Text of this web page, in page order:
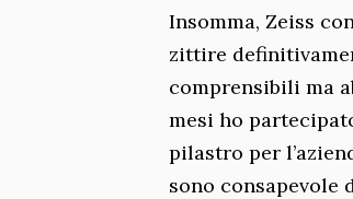
Insomma, Zeiss
zittire
comprensibili ma
mesi ho
pilastro per
sono consapevole